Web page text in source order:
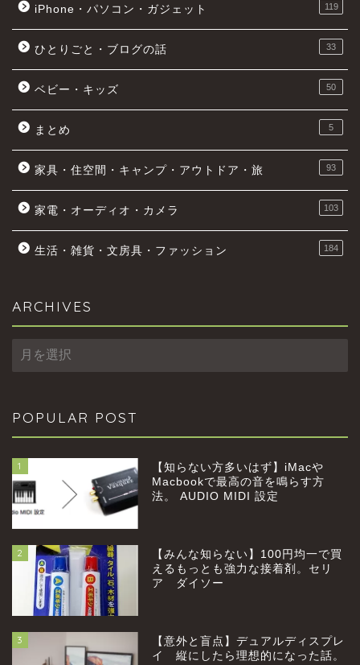
iPhone・パソコン・ガジェット 119
ひとりごと・ブログの話 33
ベビー・キッズ 50
まとめ 5
家具・住空間・キャンプ・アウトドア・旅 93
家電・オーディオ・カメラ 103
生活・雑貨・文房具・ファッション 184
ARCHIVES
POPULAR POST
1
【知らない方多いはず】iMacや
Macbookで最高の音を鳴らす方
法。 AUDIO MIDI 設定
2
【みんな知らない】100円均一で買
えるもっとも強力な接着剤。セリ
ア ダイソー
3
【意外と盲点】デュアルディスプレ
イ 縦にしたら理想的になった話。
home
category